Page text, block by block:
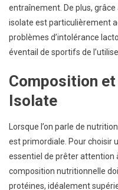
entraînement. De plus,
isolate est particulièrement
problèmes d’intolérance
éventail de sportifs de
Composition et
Isolate
Lorsque l’on parle de
est primordiale. Pour choisir
essentiel de prêter attention
composition nutritionnelle
protéines, idéalement